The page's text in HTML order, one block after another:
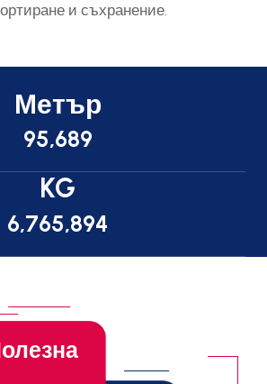
и съхранение.
Метър
95,689
KG
6,765,894